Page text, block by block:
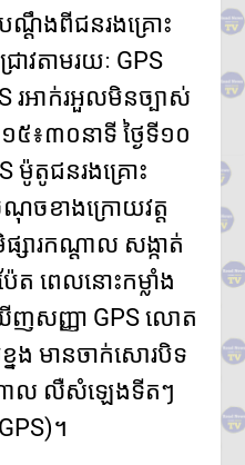
ញដូរដឹងពីជនរងគ្រោះ
រាវតាមរយៈ GPS
រអាក់រអួលមិនច្បាស់
៖៣០នាទី ថ្ងៃទី១០
ម៉ូតូជនរងគ្រោះ
ចខាងក្រោយវត្ត
សារកណ្ដាល សង្កាត់
ត ពេលនោះកម្លាំង
ើញសញ្ញា GPS លោត
នង មានចាក់សោរបិទ
ដាល លឺសំឡេងទីតៗ
។